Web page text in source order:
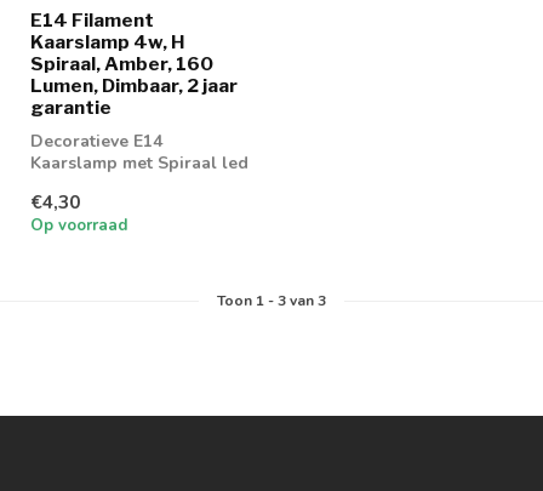
E14 Filament
Kaarslamp 4w, H
Spiraal, Amber, 160
Lumen, Dimbaar, 2 jaar
garantie
Decoratieve E14
Kaarslamp met Spiraal led
€4,30
Op voorraad
Toon 1-3van 3